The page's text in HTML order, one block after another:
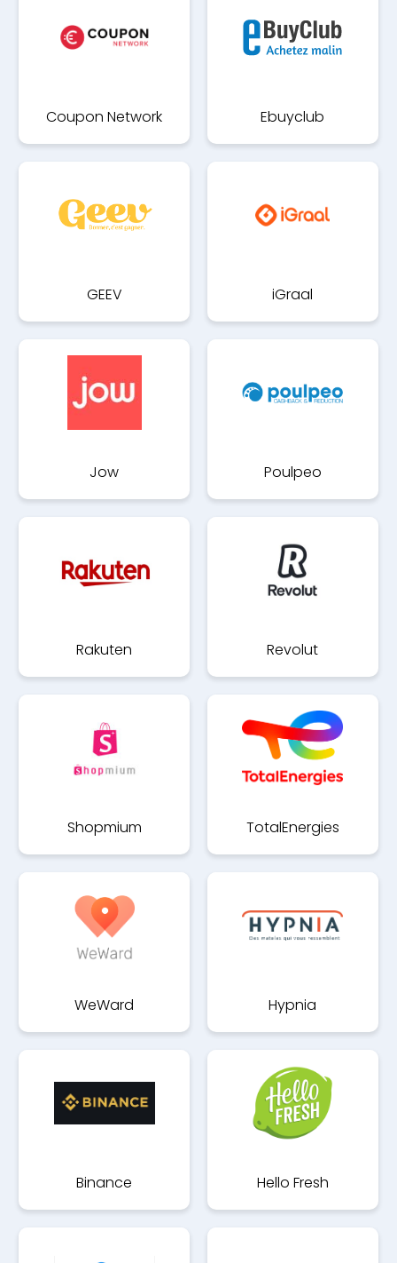
Coupon Network Ebuyclub
GEEV iGraal
Jow Poulpeo
Rakuten Revolut
Shopmium TotalEnergies
WeWard Hypnia
Binance Hello Fresh